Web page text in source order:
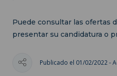
Puede consultar las ofertas
presentar su candidatura o
Publicado el 01/02/2022 -